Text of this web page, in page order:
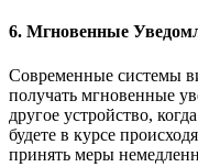
6. Мгновенные
Современные системы
получать мгновенные
другое устройство,
будете в курсе
принять меры